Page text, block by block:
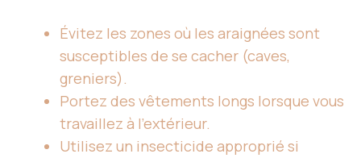
Évitez les zones où les araignées sont
susceptibles de se cacher (caves,
greniers).
Portez des vêtements longs lorsque vous
travaillez à l’extérieur.
Utilisez un insecticide approprié si